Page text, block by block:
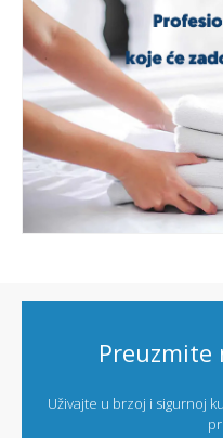
Preuzmite
Uživajte u brzoj i sigurnoj